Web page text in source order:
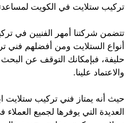
تركيب ستلايت في الكويت
تتضمن شركتنا أمهر الفنيين في
أنواع الستلايت ومن أفضلهم فني
حليفة، فبإمكانك التوقف عن
والاعتماد علينا.
حيث أنه يمتاز فني تركيب ستلايت
العديدة التي يوفرها لجميع